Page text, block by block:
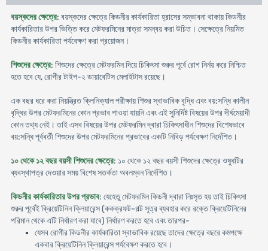
বয়স্কদের ক্ষেত্রে: বয়স্কদের ক্ষেত্রে কিডনীর কার্যকারিতা হ্রাসের সম্ভাবনা থাকায় কিডনীর
কার্যকারিতার উপর ভিত্তি করে মেটফরমিনের মাত্রা সমন্বয় করা উচিত। সেক্ষেত্রে নিয়মিত
কিডনীর কার্যকারিতা পর্যবেক্ষণ করা প্রয়োজন।
শিশুদের ক্ষেত্রে: শিশুদের ক্ষেত্রে মেটফরমিন দিয়ে চিকিৎসা শুরুর পূর্বে রোগ নির্নয় করে নিশ্চিত
হতে হবে যে, রোগীর টাইপ-২ ডায়াবেটিস মেলাইটাস রয়েছে।
এক বছর ধরে করা নিয়ন্ত্রিত ক্লিনিক্যাল পরীক্ষায় শিশুর স্বাভাবিক বৃদ্ধি এবং বয়:সন্ধি কালীন
বৃদ্ধির উপর মেটফরমিনের কোন প্রভাব পাওয়া যায়নি এবং এই সুনির্দিষ্ট বিষয়ের উপর দীর্ঘমেয়াদী
কোন তথ্য নেই। তাই এসব বিষয়ের উপর মেটফরমিন দ্বারা চিকিৎসাধীন শিশুদের বিশেষভাবে
বয়:সন্ধি পূর্ববর্তী শিশুদের উপর মেটফরমিনের প্রভাবের একটি নিবিড় পর্যবেক্ষণ নির্দেশিত।
১০ থেকে ১২ বছর বয়সী শিশুদের ক্ষেত্রে: ১০ থেকে ১২ বছর বয়সী শিশুদের ক্ষেত্রে ওষুধটির
ব্যবস্থাপত্র দেওয়ার সময় বিশেষ সতর্কতা অবলম্বন নির্দেশিত।
কিডনীর কার্যকারিতার উপর প্রভাব: যেহেতু মেটফরমিন কিডনী দ্বারা নিঃসৃত হয় তাই চিকিৎসা
শুরুর পূর্বেই ক্রিয়েটিনিন ক্লিয়ারেন্স (ককক্রফট-গল্ট সূত্র ব্যবহার করে রক্তে ক্রিয়েটিনিনের
পরিমান থেকে এটি নির্ধারণ করা যাবে) নির্ধারণ করতে হবে এবং তারপর-
যেসব রোগীর কিডনীর কার্যকারিতা স্বাভাবিক রয়েছে তাদের ক্ষেত্রে বছরে কমপক্ষে
একবার ক্রিয়েটিনিন ক্লিয়ারেন্স পর্যবেক্ষণ করতে হবে।